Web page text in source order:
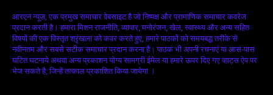
आरएन न्यूज़, एक प्रमुख समाचार वेबसाइट है जो निष्पक्ष और प्रामाणिक समाचार कवरेज
प्रदान करती है। हमारा मिशन राजनीति, व्यापार, मनोरंजन, खेल, स्वास्थ्य और अन्य सहित
विषयों की एक विस्तृत श्रृंखला को कवर करते हुए, हमारे पाठकों को समयबद्ध तरीके से
नवीनतम और सबसे सटीक समाचार प्रदान करना है। पाठक भी अपनी रचनाएं या आस-पास
घटित घटनाये अथवा अन्य प्रकाशन योग्य सामग्री ईमेल या हमारे ऊपर दिए गए व्हाट्स ऐप पर
भेज सकते है, जिन्हें तत्काल प्रकाशित किया जायेगा ।